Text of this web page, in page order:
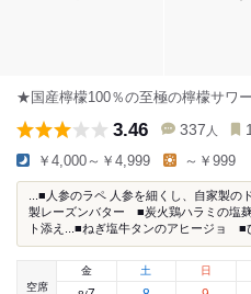
★国産檸檬100％の至極の檸檬サワ
3.46 337 人
￥4,000～￥4,999 ～￥999
...■人参のラペ 人参を細くし、自家製の
製レーズンバター ■炭火鶏ハラミの塩
ト添え...■ねぎ塩牛タンのアヒージョ ■
空席
金
土 日